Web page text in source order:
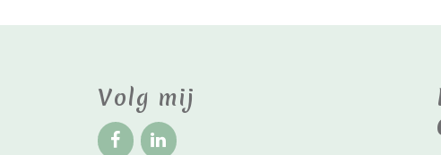
Volg mij